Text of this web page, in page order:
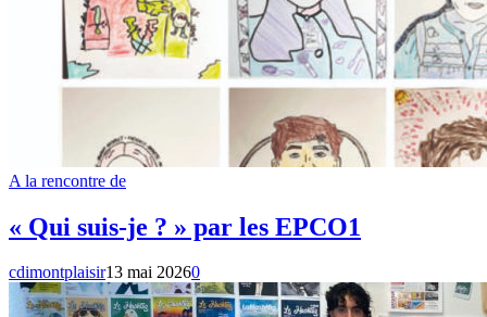
A la rencontre de
« Qui suis-je ? » par les EPCO1
cdimontplaisir13 mai 20260